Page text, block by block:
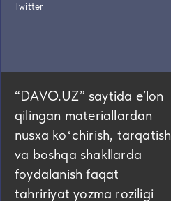
Twitter
“DAVO.UZ” saytida eʼlon
qilingan materiallardan
nusxa koʻchirish, tarqatish
va boshqa shakllarda
foydalanish faqat
tahririyat yozma roziligi